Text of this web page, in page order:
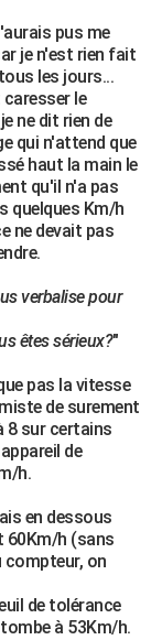
pus me
je n'est rien fait
les jours...
le
ne dit rien de
qui n'attend que
haut la main le
qu'il n'a pas
quelques Km/h
ne devait pas
verbalise pour
êtes sérieux?"
pas la vitesse
de surement
8 sur certains
de
h.
en dessous
60Km/h (sans
compteur, on
de tolérance
à 53Km/h.